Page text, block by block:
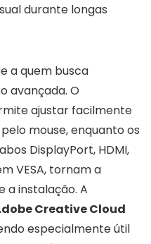
durante longas
a quem busca
avançada. O
ajustar facilmente
mouse, enquanto os
DisplayPort, HDMI,
VESA, tornam a
a instalação. A
Creative Cloud
especialmente útil